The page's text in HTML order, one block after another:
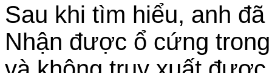
Sau khi tìm hiểu, anh
Nhận được ổ cứng